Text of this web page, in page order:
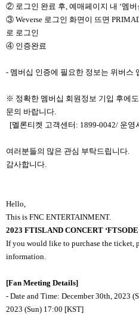
② 로그인 완료 후, 예매페이지 내 ‘멤버
③ Weverse 로그인 화면이 뜨면
로 로그인
④ 인증완료
- 멤버십 인증에 필요한 정보는 위버스
※ 정확한 멤버십 회원정보 기입 후에
문의 바랍니다.
[멜론티켓 고객센터: 1899-0042/ 운영
여러분들의 많은 관심 부탁드립니다.
감사합니다.
Hello,
This is FNC ENTERTAINMENT.
2023 FTISLAND CONCERT
If you would like to purchase the ticket,
information.
[Fan Meeting Details]
- Date and Time: December 30th, 2023
2023 (Sun) 17:00 [KST]